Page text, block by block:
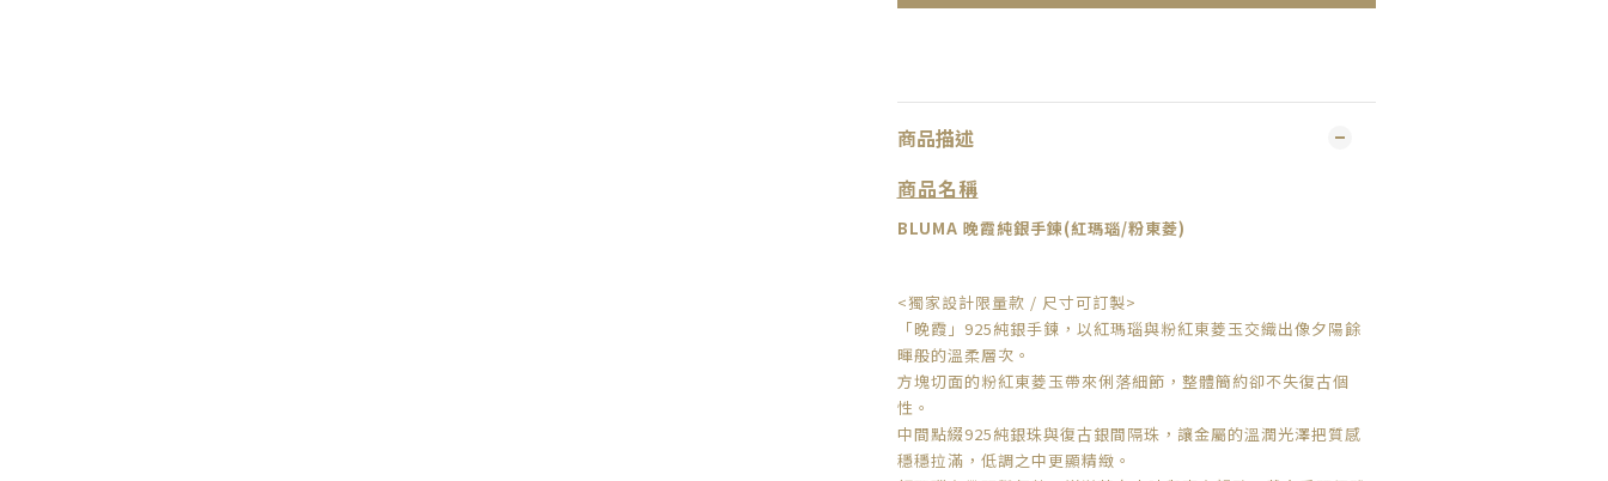
商品描述
商品名稱
BLUMA 晚霞純銀手鍊(紅瑪瑙/粉東菱)
<獨家設計限量款 / 尺寸可訂製>
「晚霞」925純銀手鍊，以紅瑪瑙與粉紅東菱玉交織出像夕陽餘
暉般的溫柔層次。
方塊切面的粉紅東菱玉帶來俐落細節，整體簡約卻不失復古個
性。
中間點綴925純銀珠與復古銀間隔珠 ，讓金屬的溫潤光澤把質感
穩穩拉滿，低調之中更顯精緻。